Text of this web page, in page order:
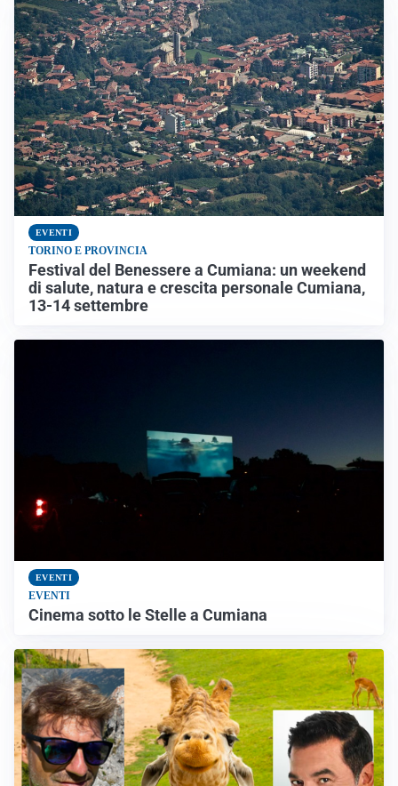
EVENTI
TORINO E PROVINCIA
Festival del Benessere a Cumiana: un weekend
di salute, natura e crescita personale Cumiana,
13-14 settembre
EVENTI
EVENTI
Cinema sotto le Stelle a Cumiana